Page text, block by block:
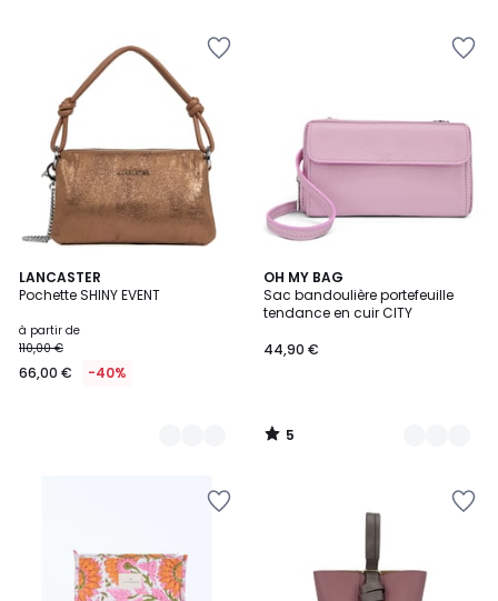
LANCASTER
Pochette SHINY EVENT
à partir de
110,00 €
66,00 € -40%
4
Couleurs
OH MY BAG
Sac bandoulière portefeuille
tendance en cuir CITY
44,90 €
5
/
5
34
Couleurs
5
/